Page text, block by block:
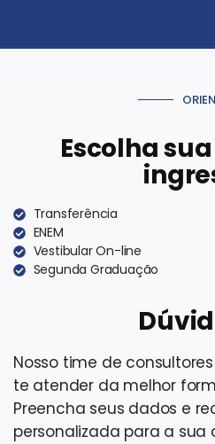
Escolha
Transferência
ENEM
Vestibular On-line
Segunda Graduação
Nosso time de
te atender da melhor
Preencha seus dados e
personalizada para a sua